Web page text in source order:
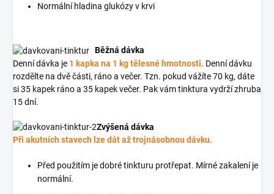
Normální hladina glukózy v krvi
Běžná dávka
Denní dávka je 1 kapka na 1 kg tělesné hmotnosti. Denní dávku
rozdělte na dvě části, ráno a večer. Tzn. pokud vážíte 70 kg, dáte
si 35 kapek ráno a 35 kapek večer. Pak vám tinktura vydrží zhruba
15 dní.
Zvýšená dávka
Při akutních stavech lze dát až trojnásobnou dávku.
Před použitím je dobré tinkturu protřepat. Mírné zakalení je
normální.